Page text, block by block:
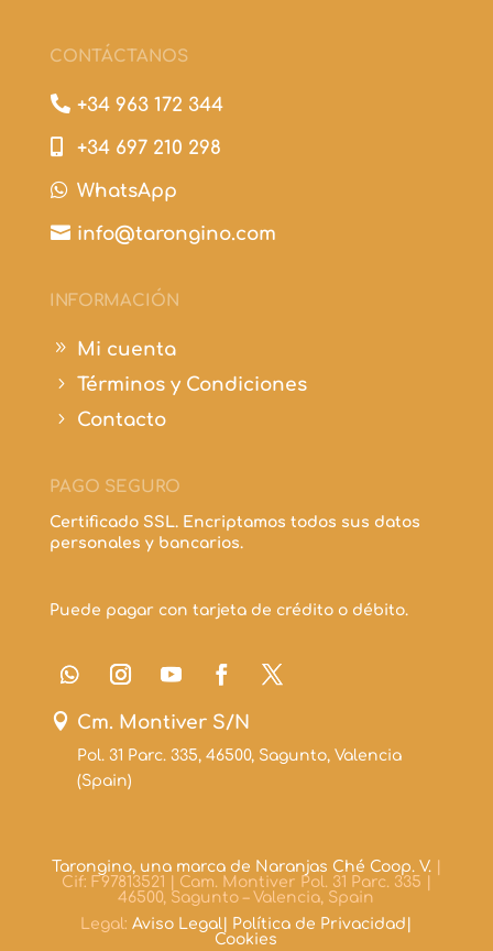
CONTÁCTANOS
 +34 963 172 344
 +34 697 210 298
 WhatsApp
 info@tarongino.com
INFORMACIÓN
9 Mi cuenta
5 Términos y Condiciones
5 Contacto
PAGO SEGURO
Certificado SSL. Encriptamos todos sus datos
personales y bancarios.
Puede pagar con tarjeta de crédito o débito.
 Cm. Montiver S/N
Pol. 31 Parc. 335, 46500, Sagunto, Valencia
(Spain)
Tarongino, una marca de Naranjas Ché Coop. V.
Cif: F97813521 | Cam. Montiver Pol. 31 Parc. 335 |
46500, Sagunto – Valencia, Spain
Legal: Aviso Legal|
Política de Privacidad|
Cookies